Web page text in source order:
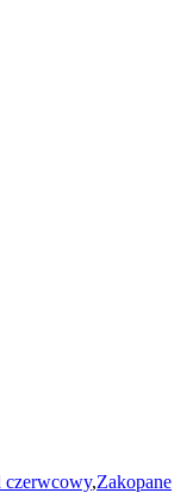
czerwcowy,Zakopane